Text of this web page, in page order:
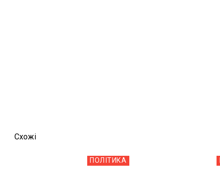
Схожi
ПОЛІТИКА